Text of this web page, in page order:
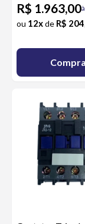
R$ 1.963,00
ou 12xde R$